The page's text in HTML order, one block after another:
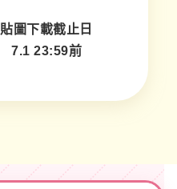
貼圖下載截止日
7.1 23:59前